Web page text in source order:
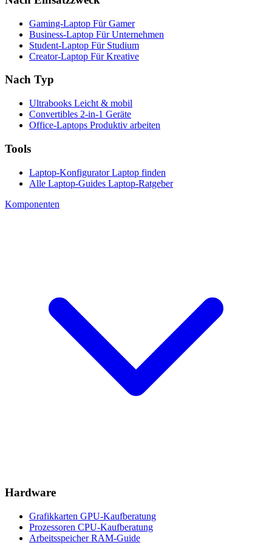
Gaming-Laptop Für Gamer
Business-Laptop Für Unternehmen
Student-Laptop Für Studium
Creator-Laptop Für Kreative
Nach Typ
Ultrabooks Leicht & mobil
Convertibles 2-in-1 Geräte
Office-Laptops Produktiv arbeiten
Tools
Laptop-KonfiguratorLaptop finden
Alle Laptop-Guides Laptop-Ratgeber
Komponenten
Hardware
Grafikkarten GPU-Kaufberatung
Prozessoren CPU-Kaufberatung
ArbeitsspeicherRAM-Guide